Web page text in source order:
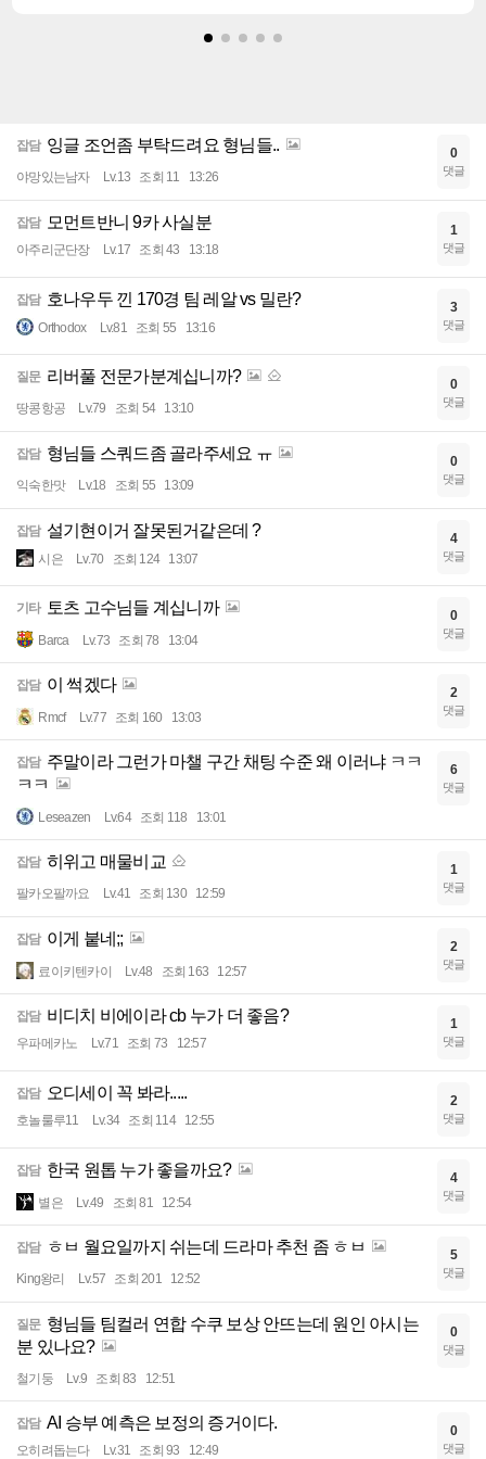
잡담 잉글 조언좀 부탁드려요 형님들..
야망있는남자 Lv.13 조회 11 13:26
0
댓글
잡담 모먼트반니 9카 사실분
아주리군단장 Lv.17 조회 43 13:18
1
댓글
잡담 호나우두 낀 170경 팀 레알 vs 밀란?
Orthodox Lv.81 조회 55 13:16
3
댓글
질문 리버풀 전문가분계십니까?
땅콩항공 Lv.79 조회 54 13:10
0
댓글
잡담 형님들 스쿼드좀 골라주세요 ㅠ
익숙한맛 Lv.18 조회 55 13:09
0
댓글
잡담 설기현이거 잘못된거같은데 ?
시은 Lv.70 조회 124 13:07
4
댓글
기타 토츠 고수님들 계십니까
Barca Lv.73 조회 78 13:04
0
댓글
잡담 이 썩겠다
Rmcf Lv.77 조회 160 13:03
2
댓글
잡담 주말이라 그런가 마챌 구간 채팅 수준 왜 이러냐 ㅋㅋ
ㅋㅋ
Leseazen Lv.64 조회 118 13:01
6
댓글
잡담 히위고 매물비교
팔카오팔까요 Lv.41 조회 130 12:59
1
댓글
잡담 이게 붙네;;
료이키텐카이 Lv.48 조회 163 12:57
2
댓글
잡담 비디치 비에이라 cb 누가 더 좋음?
우파메카노 Lv.71 조회 73 12:57
1
댓글
잡담 오디세이 꼭 봐라.....
호놀룰루11 Lv.34 조회 114 12:55
2
댓글
잡담 한국 원톱 누가 좋을까요?
별은 Lv.49 조회 81 12:54
4
댓글
잡담 ㅎㅂ 월요일까지 쉬는데 드라마 추천 좀 ㅎㅂ
King왕리 Lv.57 조회 201 12:52
5
댓글
질문 형님들 팀컬러 연합 수쿠 보상 안뜨는데 원인 아시는
분 있나요?
철기둥 Lv.9 조회 83 12:51
0
댓글
잡담 AI 승부 예측은 보정의 증거이다.
오히려돕는다 Lv.31 조회 93 12:49
0
댓글